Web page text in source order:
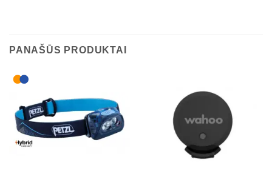
PANAŠŪS PRODUKTAI